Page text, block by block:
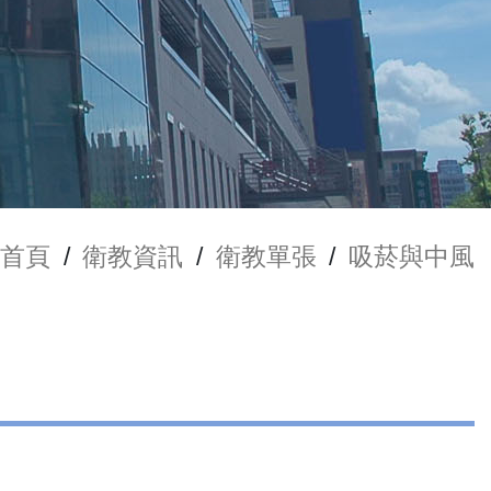
首頁 / 衛教資訊 / 衛教單張 / 吸菸與中風